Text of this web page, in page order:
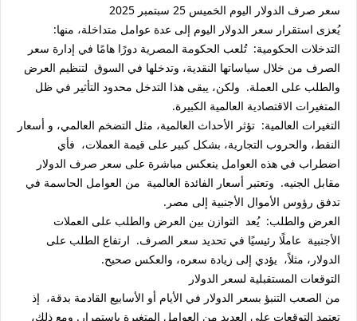
سعر صرف الدولار اليوم الخميس 25 سبتمبر 2025
يُعزى استقرار سعر الدولار اليوم إلى عدة عوامل متداخلة، منها:
التدخلات الحكومية: تُلعب الحكومة المصرية دورًا هامًا في إدارة سعر
الصرف من خلال سياساتها النقدية، وتدخلها في السوق لتنظيم العرض
والطلب على العملة. ولكن، يبقى هذا التدخل محدود التأثير في ظل
المتغيرات الاقتصادية العالمية الكبيرة.
التغيرات العالمية: تؤثر الأحداث العالمية، مثل التضخم العالمي، و أسعار
النفط، والحروب التجارية، بشكل كبير على قيمة العملات، فأي
اضطراب في هذه العوامل ينعكس مباشرة على سعر صرف الدولار
مقابل الجنيه. وتعتبر أسعار الفائدة العالمية من العوامل الحاسمة في
تدفق رؤوس الأموال الأجنبية إلى مصر.
العرض والطلب: يُعد التوازن بين العرض والطلب على العملات
الأجنبية عاملًا رئيسيًا في تحديد سعر الصرف. ارتفاع الطلب على
الدولار، مثلاً، يؤدي إلى زيادة سعره، والعكس صحيح.
التوقعات المستقبلية لسعر الدولار
من الصعب التنبؤ بسعر الدولار في الأيام أو الأسابيع القادمة بدقة، إذ
تعتمد التوقعات على العديد من العوامل المتغيرة باستمرار. ومع ذلك،